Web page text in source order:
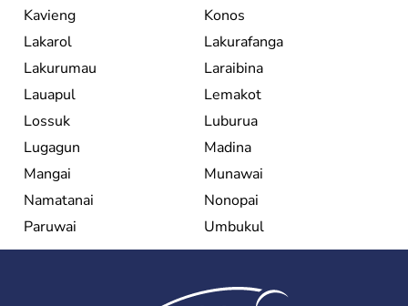
Kavieng
Konos
Lakarol
Lakurafanga
Lakurumau
Laraibina
Lauapul
Lemakot
Lossuk
Luburua
Lugagun
Madina
Mangai
Munawai
Namatanai
Nonopai
Paruwai
Umbukul